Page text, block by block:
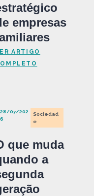
empresas
ARTIGO
28/07/202
6
Sociedad
e
que muda
a